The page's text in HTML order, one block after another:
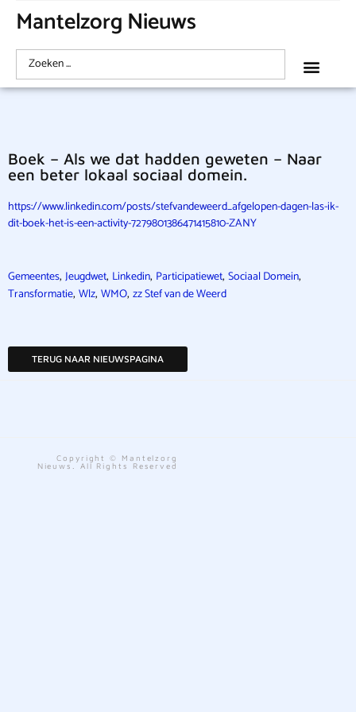
Mantelzorg Nieuws
Boek – Als we dat hadden geweten – Naar
een beter lokaal sociaal domein.
https://www.linkedin.com/posts/stefvandeweerd_afgelopen-dagen-las-ik-
dit-boek-het-is-een-activity-7279801386471415810-ZANY
Gemeentes, Jeugdwet, Linkedin, Participatiewet, Sociaal Domein,
Transformatie, Wlz, WMO, zz Stef van de Weerd
TERUG NAAR NIEUWSPAGINA
Copyright © Mantelzorg
Nieuws. All Rights Reserved